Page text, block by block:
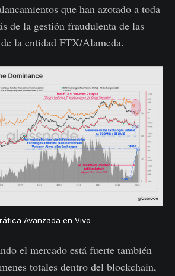
que han azotado a toda
de la gestión fraudulenta de las
la entidad FTX/Alameda.
Avanzada en Vivo
el mercado está fuerte también
totales dentro del blockchain,